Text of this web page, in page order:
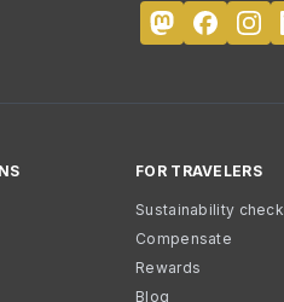
FOR TRAVELERS
Sustainability check
Compensate
Rewards
Blog